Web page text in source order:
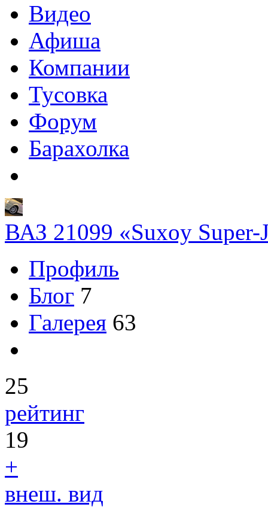
Видео
Афиша
Компании
Тусовка
Форум
Барахолка
ВАЗ 21099 «Suxoy Super-
Профиль
Блог 7
Галерея 63
25
рейтинг
19
+
внеш. вид